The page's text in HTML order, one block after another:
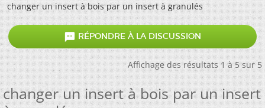
changer un insert à bois par un insert à granulés
 RÉPONDRE À LA DISCUSSION
Affichage des résultats 1 à 5 sur 5
changer un insert à bois par un insert